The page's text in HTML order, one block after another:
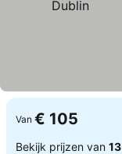
Van € 105
Bekijk prijzen van